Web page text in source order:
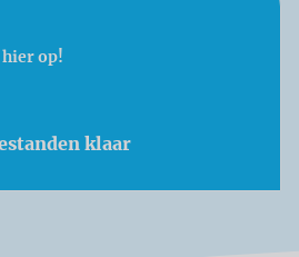
op!
klaar